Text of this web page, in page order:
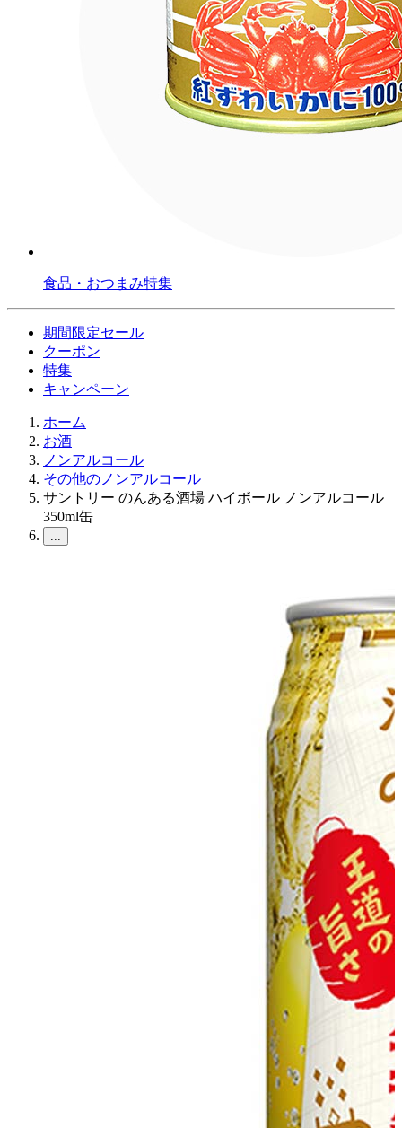
食品・おつまみ特集
期間限定セール
クーポン
特集
キャンペーン
ホーム
お酒
ノンアルコール
その他のノンアルコール
サントリー のんある酒場 ハイボール ノンアルコール
350ml缶
...